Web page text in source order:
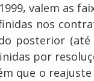
valem as
nos
posterior (até
por
que o reajuste